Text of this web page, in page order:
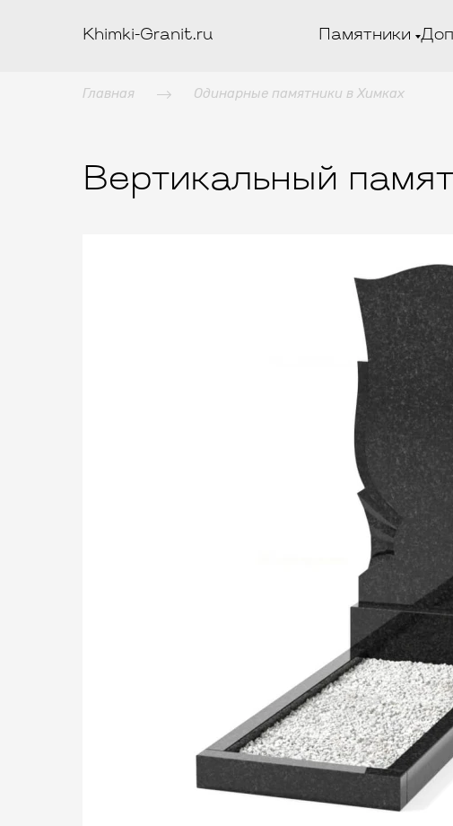
Khimki-Granit.ru Памятники
Главная Одинарные памятники в Химках
Вертикальный